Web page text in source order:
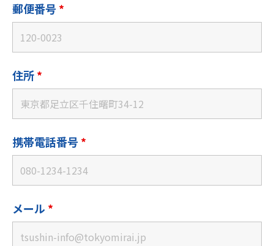
郵便番号 *
住所*
携帯電話番号 *
メール *